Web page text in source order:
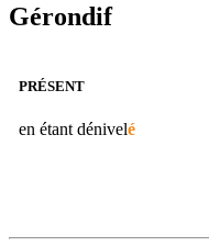
Gérondif
PRÉSENT
en étant dénivelé